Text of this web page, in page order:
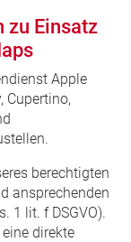
zu Einsatz
Apple
Cupertino,
berechtigten
ansprechenden
1 lit. f DSGVO).
direkte